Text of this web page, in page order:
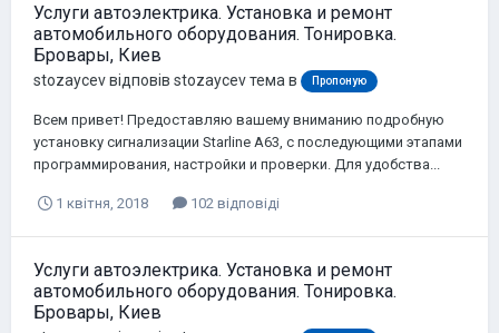
Услуги автоэлектрика. Установка и ремонт
автомобильного оборудования. Тонировка.
Бровары, Киев
stozaycevвідповів stozaycevтема в Пропоную
Всем привет! Предоставляю вашему вниманию подробную
установку сигнализации Starline A63, с последующими этапами
программирования, настройки и проверки. Для удобства...
1 квітня, 2018 102 відповіді
Услуги автоэлектрика. Установка и ремонт
автомобильного оборудования. Тонировка.
Бровары, Киев